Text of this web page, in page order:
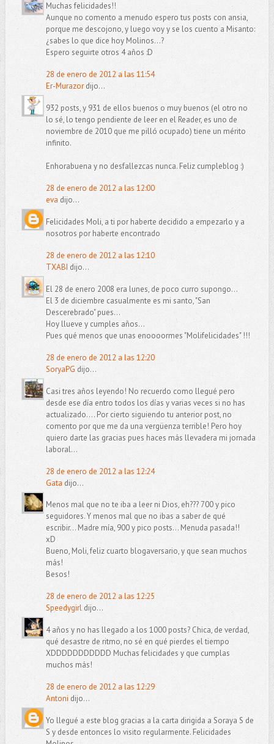
Muchas felicidades!!
Aunque no comento a menudo espero tus posts con ansia,
porque me descojono, y luego voy y se los cuento a Misanto:
¿sabes lo que dice hoy Molinos...?
Espero seguirte otros 4 años :D
28 de enero de 2012 a las 11:54
Er-Murazordijo...
932 posts, y 931 de ellos buenos o muy buenos (el otro no
lo sé, lo tengo pendiente de leer en el Reader, es uno de
noviembre de 2010 que me pilló ocupado) tiene un mérito
infinito.
Enhorabuena y no desfallezcas nunca. Feliz cumpleblog :)
28 de enero de 2012 a las 12:00
eva dijo...
Felicidades Moli, a ti por haberte decidido a empezarlo y a
nosotros por haberte encontrado
28 de enero de 2012 a las 12:10
TXABI dijo...
El 28 de enero 2008 era lunes, de poco curro supongo...
El 3 de diciembre casualmente es mi santo, "San
Descerebrado" pues...
Hoy llueve y cumples años...
Pues qué menos que unas enoooormes "Molifelicidades" !!!
28 de enero de 2012 a las 12:20
SoryaPG dijo...
Casi tres años leyendo! No recuerdo como llegué pero
desde ese día entro todos los días y varias veces si no has
actualizado.... Por cierto siguiendo tu anterior post, no
comento por que me da una vergüenza terrible! Pero hoy
quiero darte las gracias pues haces más llevadera mi jornada
laboral...
28 de enero de 2012 a las 12:24
Gata dijo...
Menos mal que no te iba a leer ni Dios, eh??? 700 y pico
seguidores. Y menos mal que no ibas a saber de qué
escribir... Madre mía, 900 y pico posts... Menuda pasada!!
xD
Bueno, Moli, feliz cuarto blogaversario, y que sean muchos
más!
Besos!
28 de enero de 2012 a las 12:25
Speedygirldijo...
4 años y no has llegado a los 1000 posts? Chica, de verdad,
qué desastre de ritmo, no sé en qué pierdes el tiempo
XDDDDDDDDDDD Muchas felicidades y que cumplas
muchos más!
28 de enero de 2012 a las 12:29
Antoni dijo...
Yo llegué a este blog gracias a la carta dirigida a Soraya S de
S y desde entonces lo visito regularmente. Felicidades